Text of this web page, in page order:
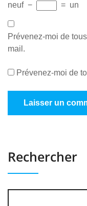
neuf − = un
Prévenez-moi de
mail.
Prévenez-moi de
Rechercher